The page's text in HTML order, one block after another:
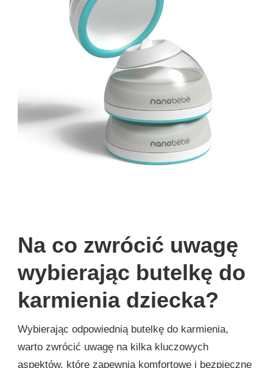
Na co zwrócić uwagę
wybierając butelkę do
karmienia dziecka?
Wybierając odpowiednią butelkę do karmienia,
warto zwrócić uwagę na kilka kluczowych
aspektów, które zapewnią komfortowe i bezpieczne